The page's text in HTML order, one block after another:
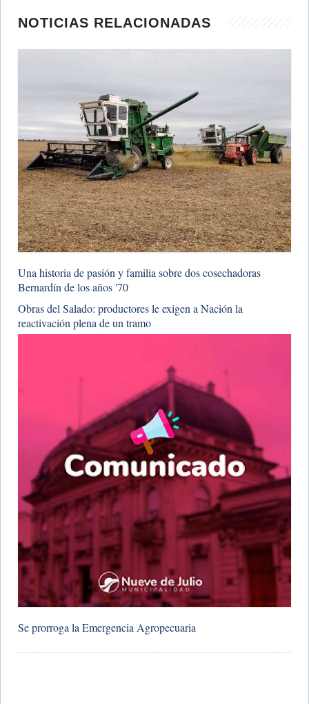
NOTICIAS RELACIONADAS
Una historia de pasión y familia sobre dos cosechadoras
Bernardín de los años '70
​Obras del Salado: productores le exigen a Nación la
reactivación plena de un tramo
Se prorroga la Emergencia Agropecuaria